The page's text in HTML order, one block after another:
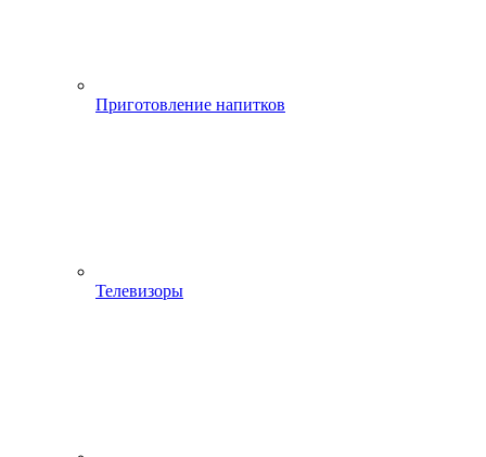
Приготовление напитков
Телевизоры